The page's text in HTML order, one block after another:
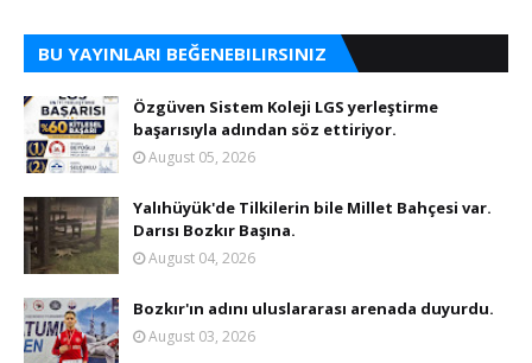
BU YAYINLARI BEĞENEBILIRSINIZ
Özgüven Sistem Koleji LGS yerleştirme
başarısıyla adından söz ettiriyor.
August 05, 2026
Yalıhüyük'de Tilkilerin bile Millet Bahçesi var.
Darısı Bozkır Başına.
August 04, 2026
Bozkır'ın adını uluslararası arenada duyurdu.
August 03, 2026